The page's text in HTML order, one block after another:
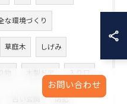
な環境づくり
草庭木 しげみ
木製ドア 入り口
防犯
お問い合わせ